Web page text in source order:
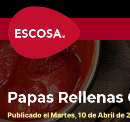
Papas Rellenas
Publicado elMartes, 10 deAbrilde